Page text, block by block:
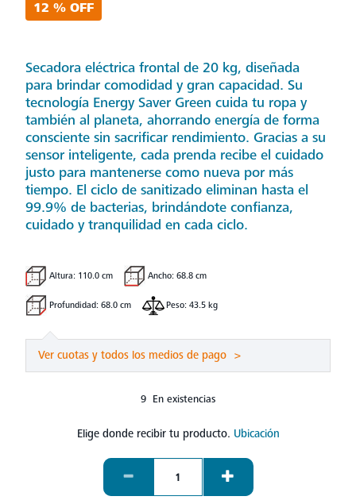
12 % OFF
Secadora eléctrica frontal de 20 kg, diseñada
para brindar comodidad y gran capacidad. Su
tecnología Energy Saver Green cuida tu ropa y
también al planeta, ahorrando energía de forma
consciente sin sacrificar rendimiento. Gracias a su
sensor inteligente, cada prenda recibe el cuidado
justo para mantenerse como nueva por más
tiempo. El ciclo de sanitizado eliminan hasta el
99.9% de bacterias, brindándote confianza,
cuidado y tranquilidad en cada ciclo.
Altura: 110.0 cm Ancho: 68.8 cm
Profundidad: 68.0 cm Peso: 43.5 kg
Ver cuotas y todos los medios de pago >
9 En existencias
Elige donde recibir tu producto. Ubicación